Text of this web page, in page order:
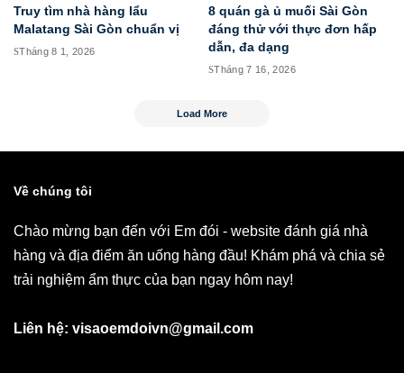
Truy tìm nhà hàng lẩu
Malatang Sài Gòn chuẩn vị
Tháng 8 1, 2026
8 quán gà ủ muối Sài Gòn
đáng thử với thực đơn hấp
dẫn, đa dạng
Tháng 7 16, 2026
Load More
Về chúng tôi
Chào mừng bạn đến với Em đói - website đánh giá nhà
hàng và địa điểm ăn uống hàng đầu! Khám phá và chia sẻ
trải nghiệm ẩm thực của bạn ngay hôm nay!
Liên hệ: visaoemdoivn@gmail.com